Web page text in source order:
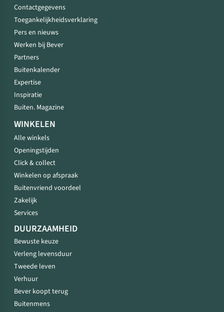
Contactgegevens
Toegankelijkheidsverklaring
Pers en nieuws
Werken bij Bever
Partners
Buitenkalender
Expertise
Inspiratie
Buiten. Magazine
WINKELEN
Alle winkels
Openingstijden
Click & collect
Winkelen op afspraak
Buitenvriend voordeel
Zakelijk
Services
DUURZAAMHEID
Bewuste keuze
Verleng levensduur
Tweede leven
Verhuur
Bever koopt terug
Buitenmens